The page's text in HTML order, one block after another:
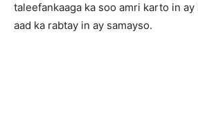
taleefankaaga ka soo amri karto in
aad ka rabtay in ay samayso.